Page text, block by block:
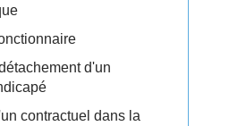
d'un
contractuel dans la